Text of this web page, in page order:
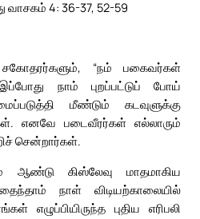
வாசகம் 4: 36-37, 52-59
“நம் பகைவர்கள்
நாம் புறப்பட்டுப் போய்
மீண்டும் கடவுளுக்கு
எனவே படைவீரர்கள் எல்லாரும்
சென்றார்கள்.
ஆண்டு கிஸ்லேவு மாதமாகிய
நாள் விடியற்காலையில்
எழுப்பியிருந்த புதிய எரிபலி